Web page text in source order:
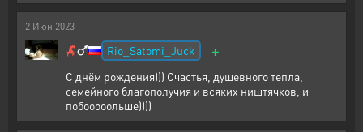
2 Июн 2023
Rio_Satomi_Juck +
С днём рождения))) Счастья, душевного тепла,
семейного благополучия и всяких ништячков, и
побооооольше))))